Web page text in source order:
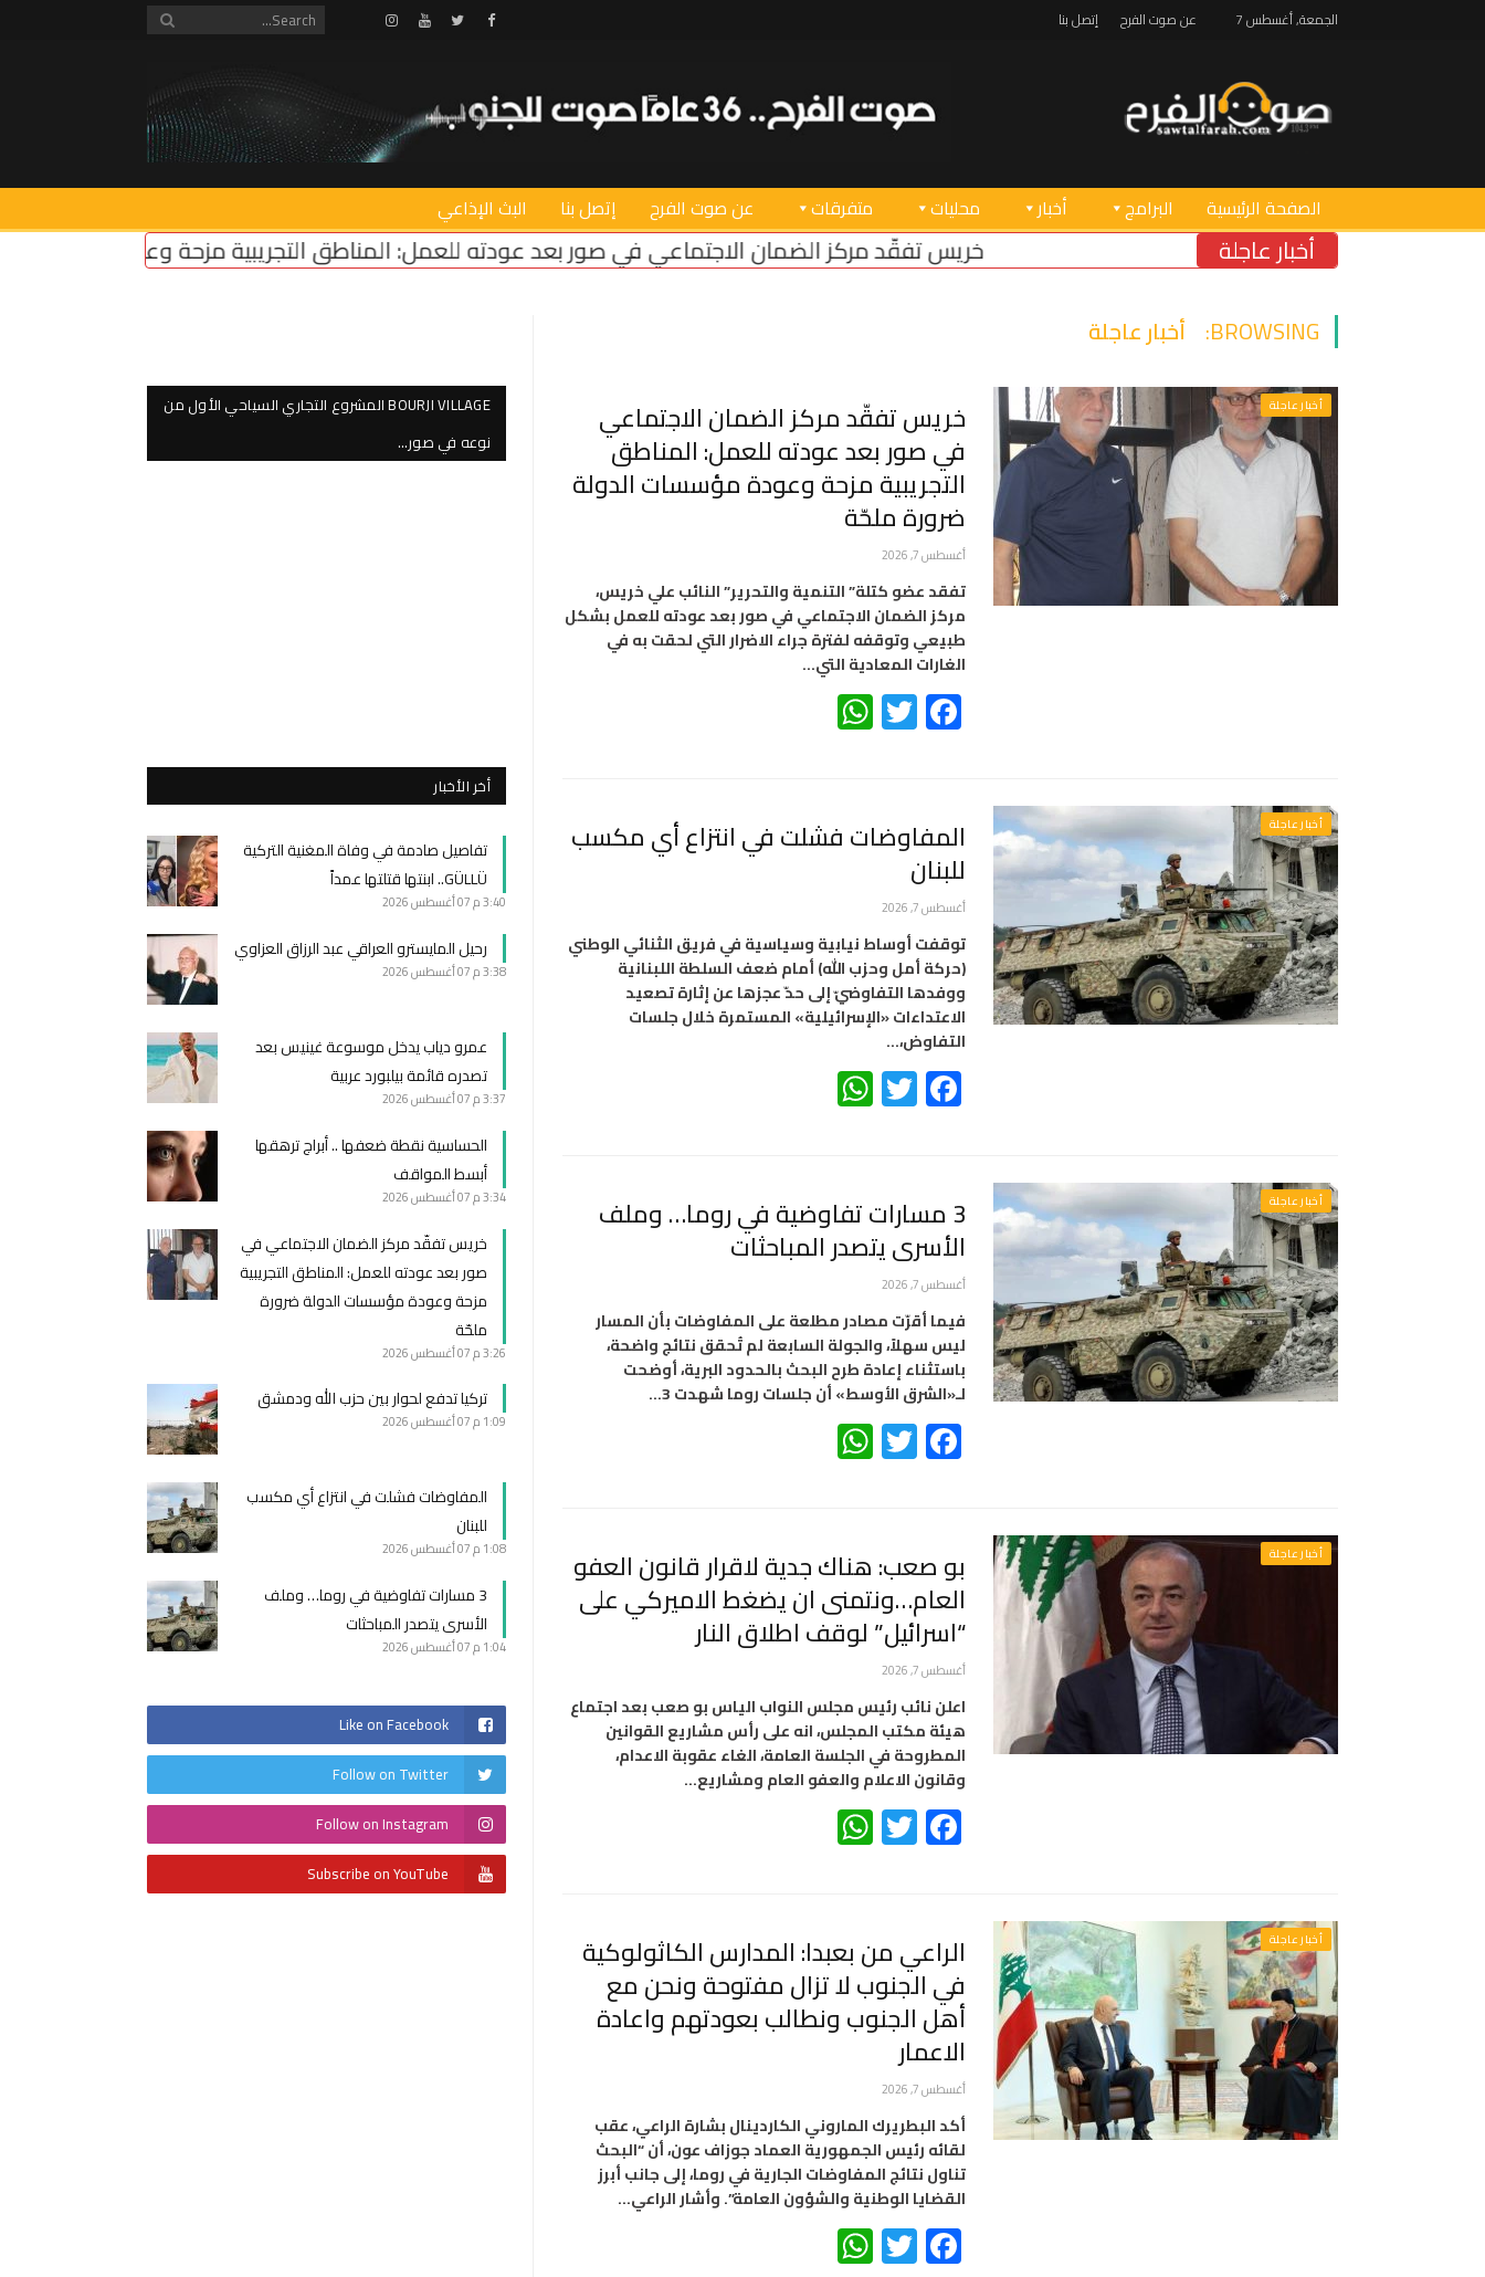
الجمعة, أغسطس 7 عن صوت الفرح إتصل بنا Facebook
Twitter
Youtube
Instagram
الصفحة الرئيسية البرامج أخبار محليات متفرقات عن صوت الفرح إتصل بنا البث الإذاعي
أخبار عاجلة خريس تفقّد مركز الضمان الاجتماعي في صور بعد عودته للعمل: المناطق التجريبية مزحة وعودة مؤسسات الدولة ضرورة ملحّة
BROWSING: أخبار عاجلة
أخبار عاجلة خريس تفقّد مركز الضمان الاجتماعي
في صور بعد عودته للعمل: المناطق
التجريبية مزحة وعودة مؤسسات الدولة
ضرورة ملحّة
أغسطس 7, 2026
تفقد عضو كتلة” التنمية والتحرير” النائب علي خريس،
مركز الضمان الاجتماعي في صور بعد عودته للعمل بشكل
طبيعي وتوقفه لفترة جراء الاضرار التي لحقت به في
الغارات المعادية التي…
Facebook
Twitter
أخبار عاجلة المفاوضات فشلت في انتزاع أي مكسب
للبنان
أغسطس 7, 2026
توقفت أوساط نيابية وسياسية في فريق الثنائي الوطني
(حركة أمل وحزب الله) أمام ضعف السلطة اللبنانية
ووفدها التفاوضيّ إلى حدّ عجزها عن إثارة تصعيد
الاعتداءات «الإسرائيلية» المستمرة خلال جلسات
التفاوض،…
Facebook
Twitter
أخبار عاجلة 3 مسارات تفاوضية في روما… وملف
الأسرى يتصدر المباحثات
أغسطس 7, 2026
فيما أقرّت مصادر مطلعة على المفاوضات بأن المسار
ليس سهلاً، والجولة السابعة لم تُحقق نتائج واضحة،
باستثناء إعادة طرح البحث بالحدود البرية، أوضحت
لـ«الشرق الأوسط» أن جلسات روما شهدت 3…
Facebook
Twitter
أخبار عاجلة بو صعب: هناك جدية لاقرار قانون العفو
العام…ونتمنى ان يضغط الاميركي على
“اسرائيل” لوقف اطلاق النار
أغسطس 7, 2026
اعلن نائب رئيس مجلس النواب الياس بو صعب بعد اجتماع
هيئة مكتب المجلس، انه على رأس مشاريع القوانين
المطروحة في الجلسة العامة، الغاء عقوبة الاعدام،
وقانون الاعلام والعفو العام ومشاريع…
Facebook
Twitter
أخبار عاجلة الراعي من بعبدا: المدارس الكاثولوكية
في الجنوب لا تزال مفتوحة ونحن مع
أهل الجنوب ونطالب بعودتهم واعادة
الاعمار
أغسطس 7, 2026
أكد البطريرك الماروني الكاردينال بشارة الراعي، عقب
لقائه رئيس الجمهورية العماد جوزاف عون، أن “البحث
تناول نتائج المفاوضات الجارية في روما، إلى جانب أبرز
القضايا الوطنية والشؤون العامة”. وأشار الراعي…
Facebook
Twitter
BOURJI VILLAGE المشروع التجاري السياحي الأول من
نوعه في صور…
أخر الأخبار
تفاصيل صادمة في وفاة المغنية التركية
GÜLLÜ.. ابنتها قتلتها عمداً
3:40 م 07 أغسطس 2026
رحيل المايسترو العراقي عبد الرزاق العزاوي
3:38 م 07 أغسطس 2026
عمرو دياب يدخل موسوعة غينيس بعد
تصدره قائمة بيلبورد عربية
3:37 م 07 أغسطس 2026
الحساسية نقطة ضعفها .. أبراج ترهقها
أبسط المواقف
3:34 م 07 أغسطس 2026
خريس تفقّد مركز الضمان الاجتماعي في
صور بعد عودته للعمل: المناطق التجريبية
مزحة وعودة مؤسسات الدولة ضرورة
ملحّة
3:26 م 07 أغسطس 2026
تركيا تدفع لحوار بين حزب الله ودمشق
1:09 م 07 أغسطس 2026
المفاوضات فشلت في انتزاع أي مكسب
للبنان
1:08 م 07 أغسطس 2026
3 مسارات تفاوضية في روما… وملف
الأسرى يتصدر المباحثات
1:04 م 07 أغسطس 2026
Like on Facebook
Follow on Twitter
Follow on Instagram
Subscribe on YouTube